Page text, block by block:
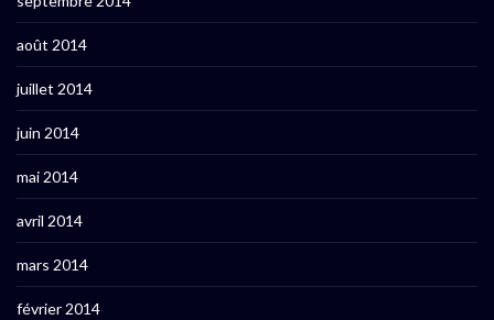
août 2014
juillet 2014
juin 2014
mai 2014
avril 2014
mars 2014
février 2014